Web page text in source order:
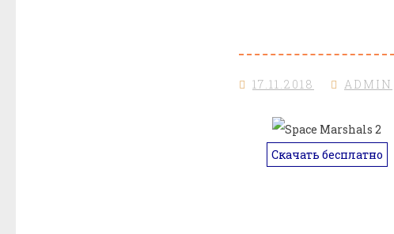
17.11.2018 ADMIN
Скачать бесплатно